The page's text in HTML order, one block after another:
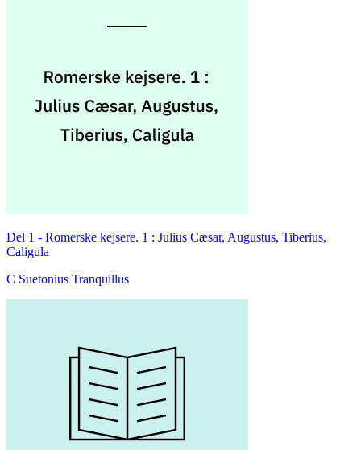
Del 1 - Romerske kejsere. 1 : Julius Cæsar, Augustus, Tiberius,
Caligula
C Suetonius Tranquillus